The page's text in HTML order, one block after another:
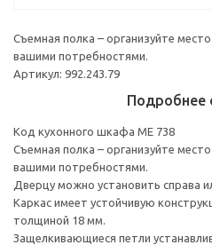
Съемная полка – организуйте
вашими потребностями.
Артикул: 992.243.79
Подробнее
Код кухонного шкафа ME 738
Съемная полка – организуйте
вашими потребностями.
Дверцу можно установить справа
Каркас имеет устойчивую
толщиной 18 мм.
Защелкивающиеся петли